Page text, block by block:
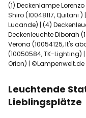
(1) Deckenlampe
Shiro (10048117, Quitani
Lucande) | (4)
Deckenleuchte Diborah
Verona (10054125, It's
(10050584, TK-Lighting)
Orion) | ©Lampenwelt.de
Leuchtende
Lieblingsplätze